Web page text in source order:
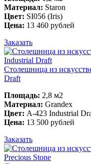
Материал: Staron
Цвет: SI056 (Iris)
Цена: 13 460 рублей
Заказать
Столешница из
Draft
Площадь: 2,8 м2
Материал: Grandex
Цвет: A-423 Industrial
Цена: 13 500 рублей
Заказать